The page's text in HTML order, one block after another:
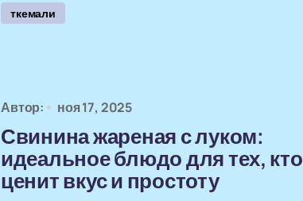
ткемали
Автор: ноя 17, 2025
Свинина жареная с луком:
идеальное блюдо для тех, кто
ценит вкус и простоту